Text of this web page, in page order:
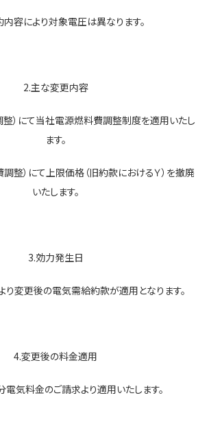
容により対象電圧は異なります。
2.主な変更内容
）にて当社電源燃料費調整制度を適用いたし
ます。
整）にて上限価格（旧約款におけるＹ）を撤廃
いたします。
3.効力発生日
り変更後の電気需給約款が適用となります。
4.変更後の料金適用
気料金のご請求より適用いたします。